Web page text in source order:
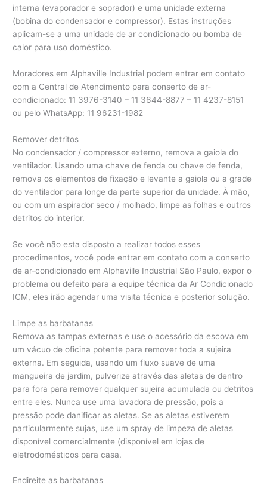
interna (evaporador e soprador) e uma unidade externa
(bobina do condensador e compressor). Estas instruções
aplicam-se a uma unidade de ar condicionado ou bomba de
calor para uso doméstico.
Moradores em Alphaville Industrial podem entrar em contato
com a Central de Atendimento para conserto de ar-
condicionado: 11 3976-3140 – 11 3644-8877 – 11 4237-8151
ou pelo WhatsApp: 11 96231-1982
Remover detritos
No condensador / compressor externo, remova a gaiola do
ventilador. Usando uma chave de fenda ou chave de fenda,
remova os elementos de fixação e levante a gaiola ou a grade
do ventilador para longe da parte superior da unidade. À mão,
ou com um aspirador seco / molhado, limpe as folhas e outros
detritos do interior.
Se você não esta disposto a realizar todos esses
procedimentos, você pode entrar em contato com a conserto
de ar-condicionado em Alphaville Industrial São Paulo, expor o
problema ou defeito para a equipe técnica da Ar Condicionado
ICM, eles irão agendar uma visita técnica e posterior solução.
Limpe as barbatanas
Remova as tampas externas e use o acessório da escova em
um vácuo de oficina potente para remover toda a sujeira
externa. Em seguida, usando um fluxo suave de uma
mangueira de jardim, pulverize através das aletas de dentro
para fora para remover qualquer sujeira acumulada ou detritos
entre eles. Nunca use uma lavadora de pressão, pois a
pressão pode danificar as aletas. Se as aletas estiverem
particularmente sujas, use um spray de limpeza de aletas
disponível comercialmente (disponível em lojas de
eletrodomésticos para casa.
Endireite as barbatanas